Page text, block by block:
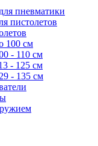
пневматики
пистолетов
100 см
- 110 см
- 125 см
- 135 см